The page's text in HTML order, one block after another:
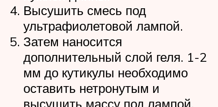
Высушить смесь под
ультрафиолетовой лампой.
Затем наносится
дополнительный слой геля. 1-2
мм до кутикулы необходимо
оставить нетронутым и
высушить массу под лампой.